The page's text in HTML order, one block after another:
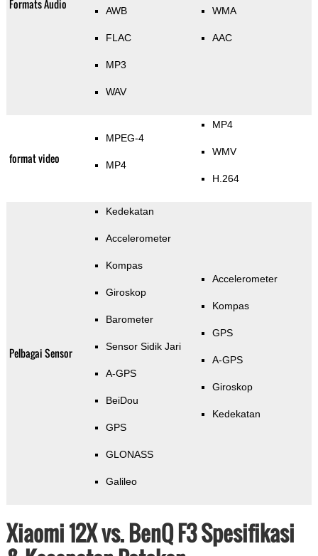
Formats Audio AWB
FLAC
MP3
WAV
WMA
AAC
format video
MPEG-4
MP4
MP4
WMV
H.264
Pelbagai Sensor
Kedekatan
Accelerometer
Kompas
Giroskop
Barometer
Sensor Sidik Jari
A-GPS
BeiDou
GPS
GLONASS
Galileo
Accelerometer
Kompas
GPS
A-GPS
Giroskop
Kedekatan
Xiaomi 12X vs. BenQ F3 Spesifikasi